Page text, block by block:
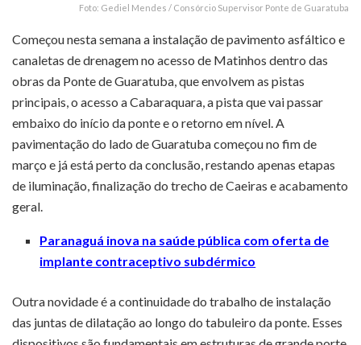
Foto: Gediel Mendes / Consórcio Supervisor Ponte de Guaratuba
Começou nesta semana a instalação de pavimento asfáltico e
canaletas de drenagem no acesso de Matinhos dentro das
obras da Ponte de Guaratuba, que envolvem as pistas
principais, o acesso a Cabaraquara, a pista que vai passar
embaixo do início da ponte e o retorno em nível. A
pavimentação do lado de Guaratuba começou no fim de
março e já está perto da conclusão, restando apenas etapas
de iluminação, finalização do trecho de Caeiras e acabamento
geral.
Paranaguá inova na saúde pública com oferta de
implante contraceptivo subdérmico
Outra novidade é a continuidade do trabalho de instalação
das juntas de dilatação ao longo do tabuleiro da ponte. Esses